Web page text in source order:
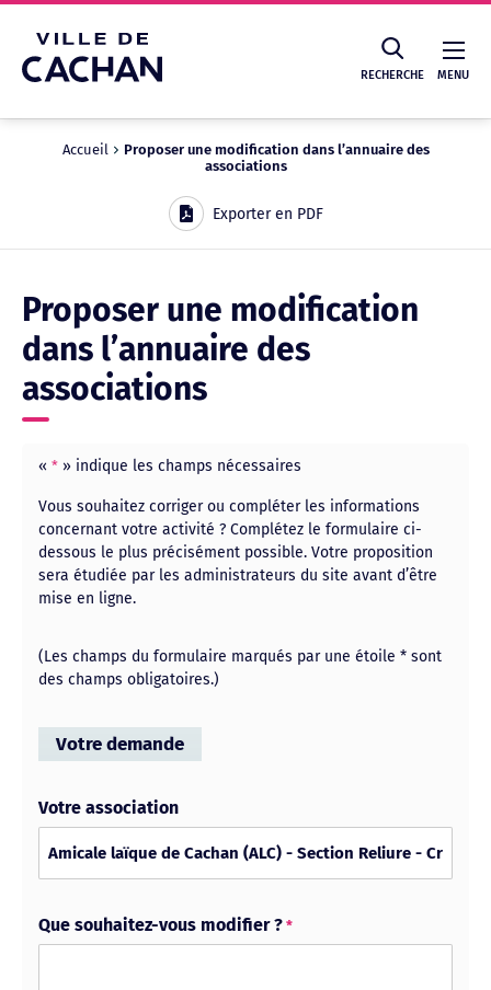
RECHERCHE MENU
Accueil
Proposer une modification dans l’annuaire des
associations
Exporter en PDF
Proposer une modification
dans l’annuaire des
associations
« * » indique les champs nécessaires
Vous souhaitez corriger ou compléter les informations
concernant votre activité ? Complétez le formulaire ci-
dessous le plus précisément possible. Votre proposition
sera étudiée par les administrateurs du site avant d’être
mise en ligne.
(Les champs du formulaire marqués par une étoile * sont
des champs obligatoires.)
Votre demande
Votre association
Que souhaitez-vous modifier ? *
Cookies management panel